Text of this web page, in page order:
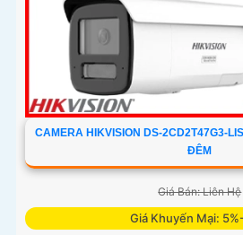
CAMERA HIKVISION DS-2CD2T47G3-
ĐÊM
Giá Bán: Liên Hệ
Giá Khuyến Mại: